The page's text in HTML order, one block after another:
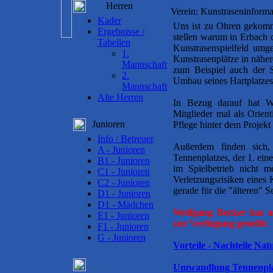
Herren
Kader
Ergebnisse /
Tabellen
1.
Mannschaft
2.
Mannschaft
Alte Herren
Junioren
Info / Betreuer
A - Junioren
B1 - Junioren
C1 - Junioren
C2 - Junioren
D1 - Junioren
D1 - Mädchen
E1 - Junioren
F1 - Junioren
G - Junioren
Verein:
Uns ist zu Ohren
stellen warum in Erbach
Kunstrasenspielfeld
Kunstrasenplätze in
zum Beispiel auch der
Umbau seines
In Bezug darauf hat
Mitglieder mal als
Pflege hinter dem
Außerdem finden
Tennenplatzes, der 1.
im Spielbetrieb nicht
Verletzungsrisiken eines
gerade für die "älteren"
Wolfgang Becker hat
zur Verfügung gestellt:
Vorteile - Nachteile
Umwandlung